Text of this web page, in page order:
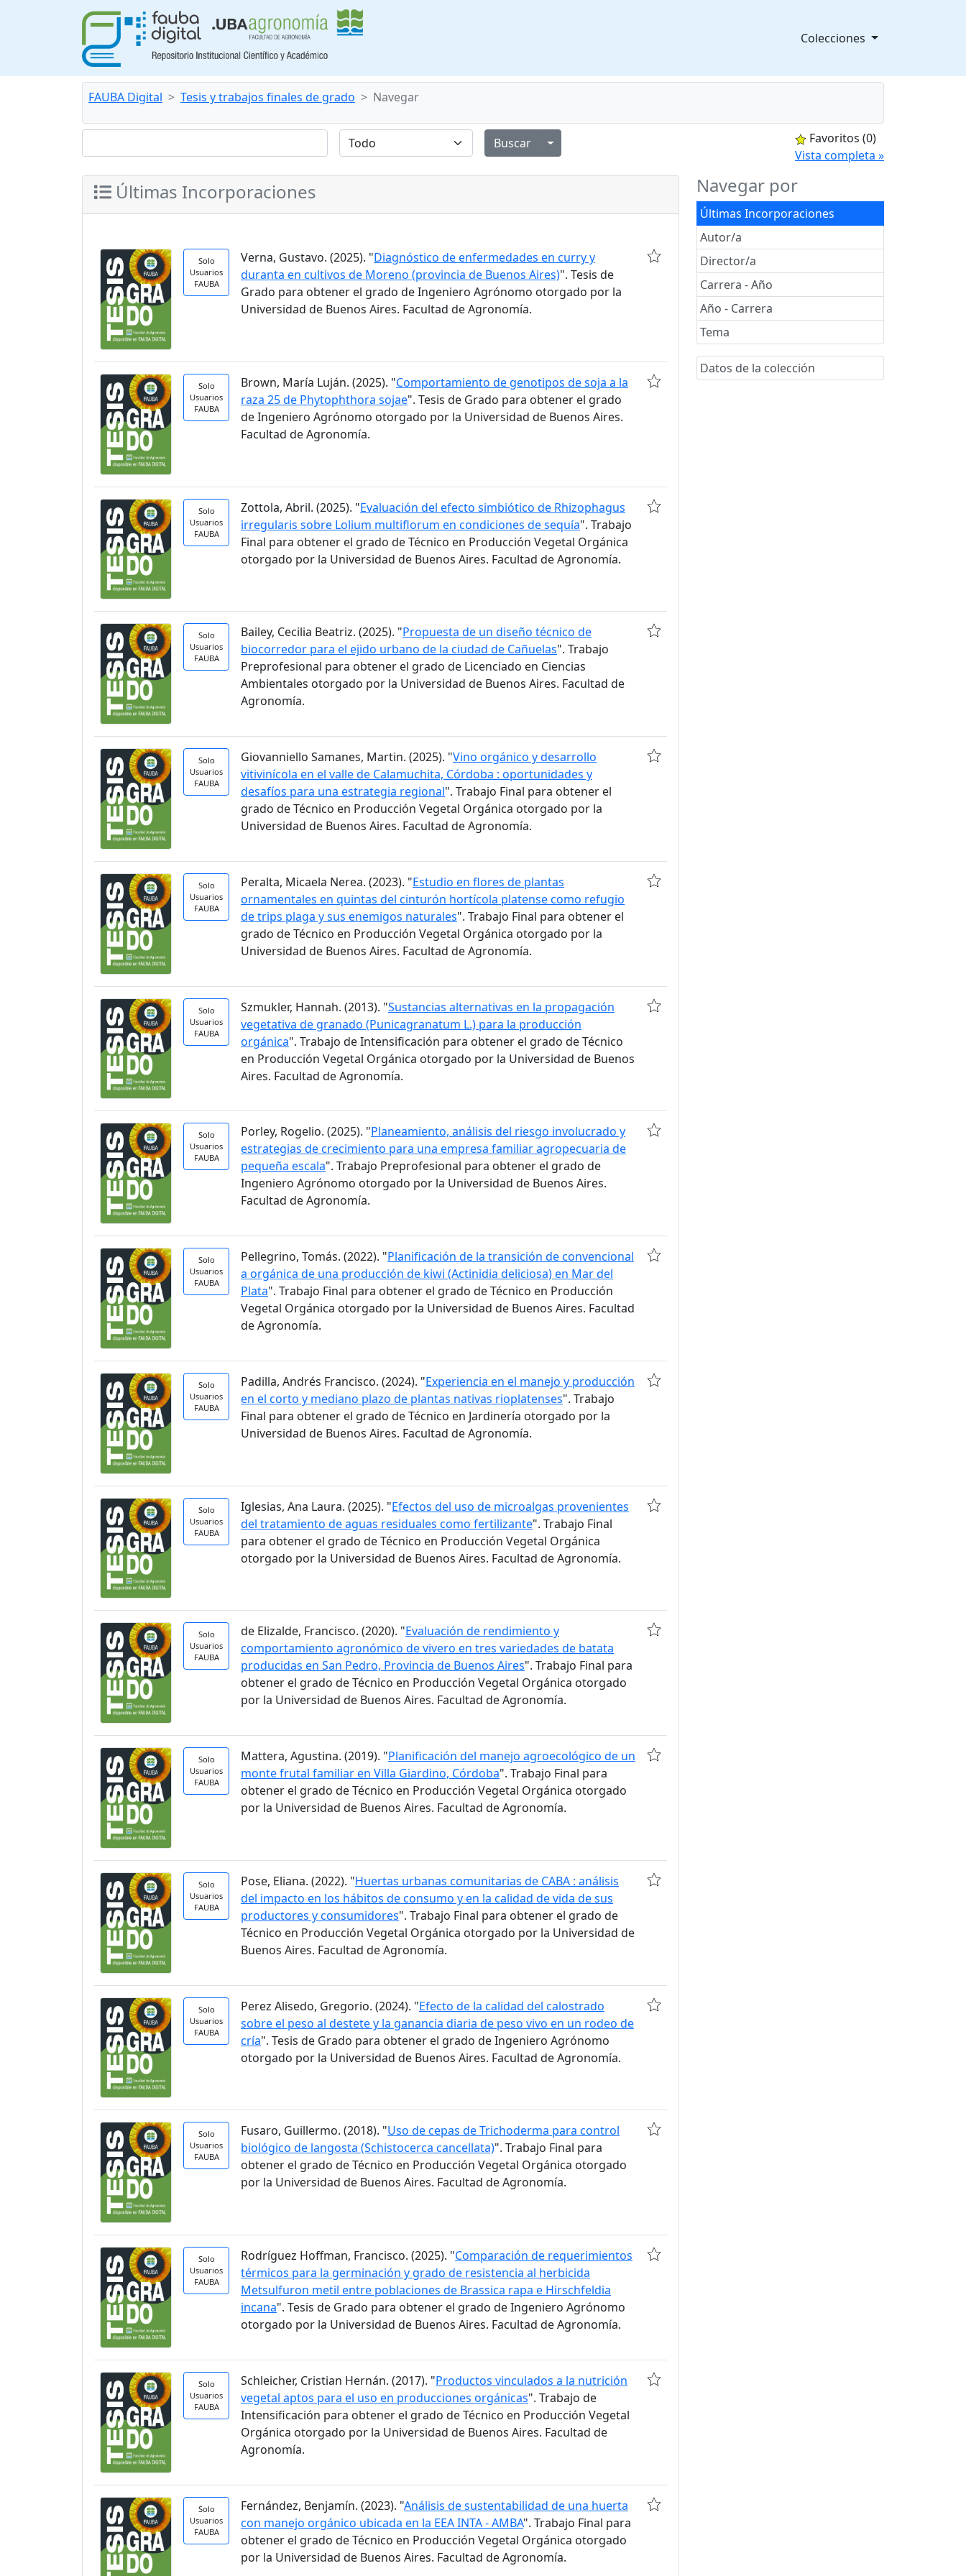
Colecciones
FAUBA Digital Tesis y trabajos finales de grado Navegar
Alternar menú desplegable
Favoritos (0)
Vista completa »
Navegar por
Últimas Incorporaciones
Autor/a
Director/a
Carrera - Año
Año - Carrera
Tema
Datos de la colección
Últimas Incorporaciones
Solo
Usuarios
FAUBA
Verna, Gustavo. (2025). "Diagnóstico de enfermedades en curry y
duranta en cultivos de Moreno (provincia de Buenos Aires)". Tesis de
Grado para obtener el grado de Ingeniero Agrónomo otorgado por la
Universidad de Buenos Aires. Facultad de Agronomía.
Solo
Usuarios
FAUBA
Brown, María Luján. (2025). "Comportamiento de genotipos de soja a la
raza 25 de Phytophthora sojae". Tesis de Grado para obtener el grado
de Ingeniero Agrónomo otorgado por la Universidad de Buenos Aires.
Facultad de Agronomía.
Solo
Usuarios
FAUBA
Zottola, Abril. (2025). "Evaluación del efecto simbiótico de Rhizophagus
irregularis sobre Lolium multiflorum en condiciones de sequía". Trabajo
Final para obtener el grado de Técnico en Producción Vegetal Orgánica
otorgado por la Universidad de Buenos Aires. Facultad de Agronomía.
Solo
Usuarios
FAUBA
Bailey, Cecilia Beatriz. (2025). "Propuesta de un diseño técnico de
biocorredor para el ejido urbano de la ciudad de Cañuelas". Trabajo
Preprofesional para obtener el grado de Licenciado en Ciencias
Ambientales otorgado por la Universidad de Buenos Aires. Facultad de
Agronomía.
Solo
Usuarios
FAUBA
Giovanniello Samanes, Martin. (2025). "Vino orgánico y desarrollo
vitivinícola en el valle de Calamuchita, Córdoba : oportunidades y
desafíos para una estrategia regional". Trabajo Final para obtener el
grado de Técnico en Producción Vegetal Orgánica otorgado por la
Universidad de Buenos Aires. Facultad de Agronomía.
Solo
Usuarios
FAUBA
Peralta, Micaela Nerea. (2023). "Estudio en flores de plantas
ornamentales en quintas del cinturón hortícola platense como refugio
de trips plaga y sus enemigos naturales". Trabajo Final para obtener el
grado de Técnico en Producción Vegetal Orgánica otorgado por la
Universidad de Buenos Aires. Facultad de Agronomía.
Solo
Usuarios
FAUBA
Szmukler, Hannah. (2013). "Sustancias alternativas en la propagación
vegetativa de granado (Punicagranatum L.) para la producción
orgánica". Trabajo de Intensificación para obtener el grado de Técnico
en Producción Vegetal Orgánica otorgado por la Universidad de Buenos
Aires. Facultad de Agronomía.
Solo
Usuarios
FAUBA
Porley, Rogelio. (2025). "Planeamiento, análisis del riesgo involucrado y
estrategias de crecimiento para una empresa familiar agropecuaria de
pequeña escala". Trabajo Preprofesional para obtener el grado de
Ingeniero Agrónomo otorgado por la Universidad de Buenos Aires.
Facultad de Agronomía.
Solo
Usuarios
FAUBA
Pellegrino, Tomás. (2022). "Planificación de la transición de convencional
a orgánica de una producción de kiwi (Actinidia deliciosa) en Mar del
Plata". Trabajo Final para obtener el grado de Técnico en Producción
Vegetal Orgánica otorgado por la Universidad de Buenos Aires. Facultad
de Agronomía.
Solo
Usuarios
FAUBA
Padilla, Andrés Francisco. (2024). "Experiencia en el manejo y producción
en el corto y mediano plazo de plantas nativas rioplatenses". Trabajo
Final para obtener el grado de Técnico en Jardinería otorgado por la
Universidad de Buenos Aires. Facultad de Agronomía.
Solo
Usuarios
FAUBA
Iglesias, Ana Laura. (2025). "Efectos del uso de microalgas provenientes
del tratamiento de aguas residuales como fertilizante". Trabajo Final
para obtener el grado de Técnico en Producción Vegetal Orgánica
otorgado por la Universidad de Buenos Aires. Facultad de Agronomía.
Solo
Usuarios
FAUBA
de Elizalde, Francisco. (2020). "Evaluación de rendimiento y
comportamiento agronómico de vivero en tres variedades de batata
producidas en San Pedro, Provincia de Buenos Aires". Trabajo Final para
obtener el grado de Técnico en Producción Vegetal Orgánica otorgado
por la Universidad de Buenos Aires. Facultad de Agronomía.
Solo
Usuarios
FAUBA
Mattera, Agustina. (2019). "Planificación del manejo agroecológico de un
monte frutal familiar en Villa Giardino, Córdoba". Trabajo Final para
obtener el grado de Técnico en Producción Vegetal Orgánica otorgado
por la Universidad de Buenos Aires. Facultad de Agronomía.
Solo
Usuarios
FAUBA
Pose, Eliana. (2022). "Huertas urbanas comunitarias de CABA : análisis
del impacto en los hábitos de consumo y en la calidad de vida de sus
productores y consumidores". Trabajo Final para obtener el grado de
Técnico en Producción Vegetal Orgánica otorgado por la Universidad de
Buenos Aires. Facultad de Agronomía.
Solo
Usuarios
FAUBA
Perez Alisedo, Gregorio. (2024). "Efecto de la calidad del calostrado
sobre el peso al destete y la ganancia diaria de peso vivo en un rodeo de
cría". Tesis de Grado para obtener el grado de Ingeniero Agrónomo
otorgado por la Universidad de Buenos Aires. Facultad de Agronomía.
Solo
Usuarios
FAUBA
Fusaro, Guillermo. (2018). "Uso de cepas de Trichoderma para control
biológico de langosta (Schistocerca cancellata)". Trabajo Final para
obtener el grado de Técnico en Producción Vegetal Orgánica otorgado
por la Universidad de Buenos Aires. Facultad de Agronomía.
Solo
Usuarios
FAUBA
Rodríguez Hoffman, Francisco. (2025). "Comparación de requerimientos
térmicos para la germinación y grado de resistencia al herbicida
Metsulfuron metil entre poblaciones de Brassica rapa e Hirschfeldia
incana". Tesis de Grado para obtener el grado de Ingeniero Agrónomo
otorgado por la Universidad de Buenos Aires. Facultad de Agronomía.
Solo
Usuarios
FAUBA
Schleicher, Cristian Hernán. (2017). "Productos vinculados a la nutrición
vegetal aptos para el uso en producciones orgánicas". Trabajo de
Intensificación para obtener el grado de Técnico en Producción Vegetal
Orgánica otorgado por la Universidad de Buenos Aires. Facultad de
Agronomía.
Solo
Usuarios
FAUBA
Fernández, Benjamín. (2023). "Análisis de sustentabilidad de una huerta
con manejo orgánico ubicada en la EEA INTA - AMBA". Trabajo Final para
obtener el grado de Técnico en Producción Vegetal Orgánica otorgado
por la Universidad de Buenos Aires. Facultad de Agronomía.